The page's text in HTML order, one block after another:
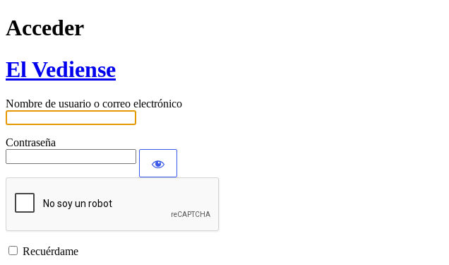
Acceder
El Vediense
Nombre de usuario o correo electrónico
Contraseña
Recuérdame